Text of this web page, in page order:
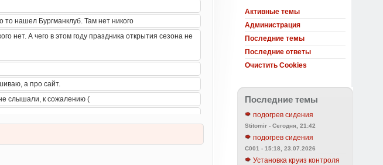
Активные темы
Администрация
Последние темы
Последние ответы
Очистить Cookies
Последние темы
подогрев сидения
Stitomir - Сегодня, 21:42
подогрев сидения
C001 - 15:18, 23.07.2026
Установка круиз контроля